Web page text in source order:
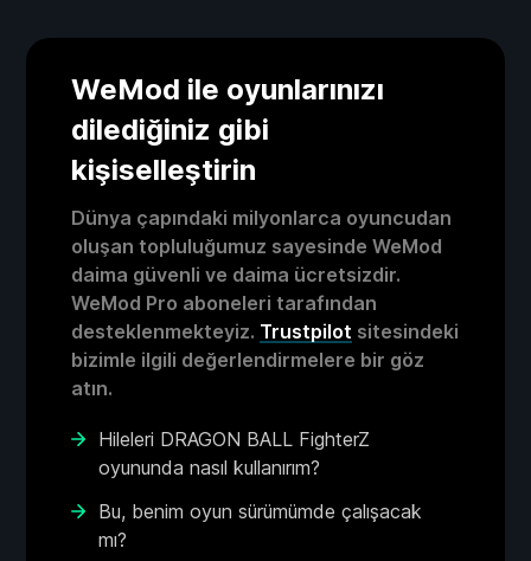
WeMod ile oyunlarınızı
dilediğiniz gibi
kişiselleştirin
Dünya çapındaki milyonlarca oyuncudan
oluşan topluluğumuz sayesinde WeMod
daima güvenli ve daima ücretsizdir.
WeMod Pro aboneleri tarafından
desteklenmekteyiz. Trustpilot sitesindeki
bizimle ilgili değerlendirmelere bir göz
atın.
Hileleri DRAGON BALL FighterZ
oyununda nasıl kullanırım?
Bu, benim oyun sürümümde çalışacak
mı?